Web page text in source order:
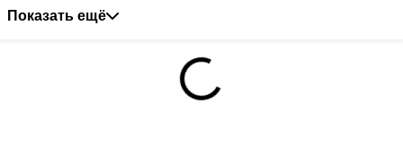
Показать ещё